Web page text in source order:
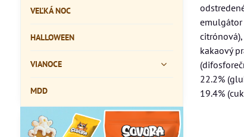
emulgátor
kakaový
22.2%
19.4%
VEĽKÁ NOC
HALLOWEEN
VIANOCE
MDD